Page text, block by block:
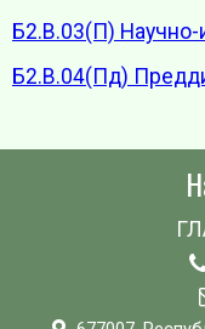
Б2.В.03(П) Научно-
Б2.В.04(Пд)